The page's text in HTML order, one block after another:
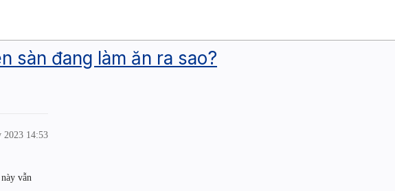
sàn đang làm ăn ra sao?
2023 14:53
vẫn